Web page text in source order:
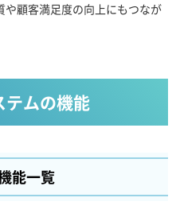
顧客満足度の向上にもつなが
テムの機能
能一覧